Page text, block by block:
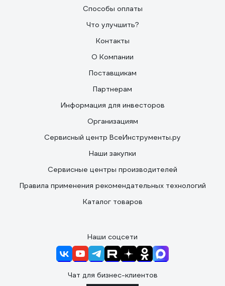
Способы оплаты
Что улучшить?
Контакты
О Компании
Поставщикам
Партнерам
Информация для инвесторов
Организациям
Сервисный центр ВсеИнструменты.ру
Наши закупки
Сервисные центры производителей
Правила применения рекомендательных технологий
Каталог товаров
Наши соцсети
Чат для бизнес-клиентов